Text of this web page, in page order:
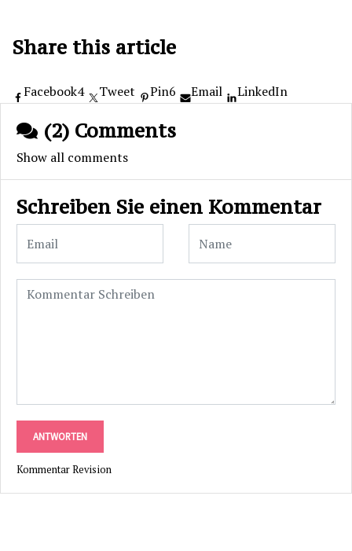
Share this article
Facebook4 Tweet Pin6 Email LinkedIn
(2) Comments
Show all comments
Schreiben Sie einen Kommentar
ANTWORTEN
Kommentar Revision